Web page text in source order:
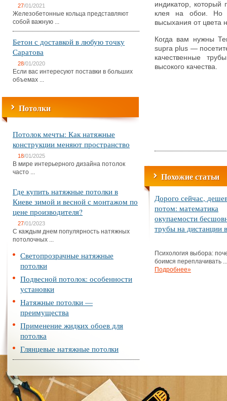
27/01/2021
Железобетонные кольца представляют
собой важную ...
Бетон с доставкой в любую точку
Саратова
28/01/2020
Если вас интересуют поставки в больших
объемах ...
Потолки
Потолок мечты: Как натяжные
конструкции меняют пространство
18/01/2025
В мире интерьерного дизайна потолок
часто ...
Где купить натяжные потолки в
Киеве зимой и весной с монтажом по
цене производителя?
27/01/2023
С каждым днем популярность натяжных
потолочных ...
Светопрозрачные натяжные
потолки
Подвесной потолок: особенности
установки
Натяжные потолки —
преимущества
Применение жидких обоев для
потолка
Глянцевые натяжные потолки
индикатор, который
клея на обои. Но
высыхания от цвета
Когда вам нужны
supra plus —
качественные
высокого качества.
Похожие статьи
Дорого сейчас,
потом: математика
окупаемости
трубы на дистанции
Психология выбора:
боимся переплачивать ...
Подробнее»